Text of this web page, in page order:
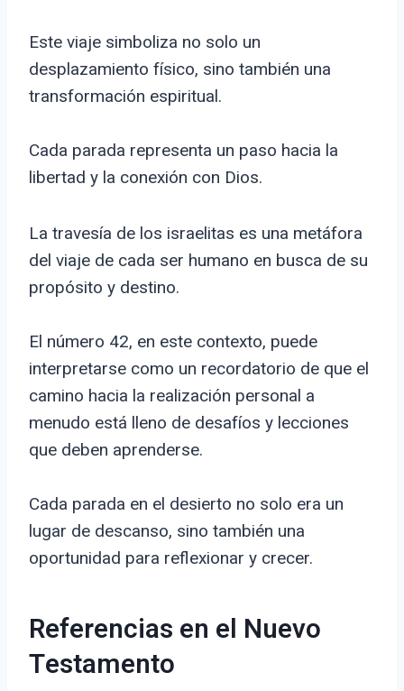
Este viaje simboliza no solo un
desplazamiento físico, sino también una
transformación espiritual.
Cada parada representa un paso hacia la
libertad y la conexión con Dios.
La travesía de los israelitas es una metáfora
del viaje de cada ser humano en busca de su
propósito y destino.
El número 42, en este contexto, puede
interpretarse como un recordatorio de que el
camino hacia la realización personal a
menudo está lleno de desafíos y lecciones
que deben aprenderse.
Cada parada en el desierto no solo era un
lugar de descanso, sino también una
oportunidad para reflexionar y crecer.
Referencias en el Nuevo
Testamento